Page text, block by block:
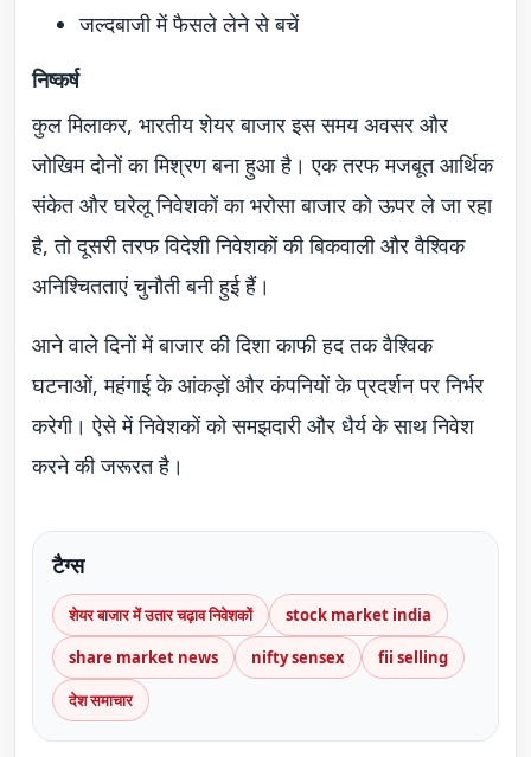
जल्दबाजी में फैसले लेने से बचें
निष्कर्ष
कुल मिलाकर, भारतीय शेयर बाजार इस समय अवसर और
जोखिम दोनों का मिश्रण बना हुआ है। एक तरफ मजबूत आर्थिक
संकेत और घरेलू निवेशकों का भरोसा बाजार को ऊपर ले जा रहा
है, तो दूसरी तरफ विदेशी निवेशकों की बिकवाली और वैश्विक
अनिश्चितताएं चुनौती बनी हुई हैं।
आने वाले दिनों में बाजार की दिशा काफी हद तक वैश्विक
घटनाओं, महंगाई के आंकड़ों और कंपनियों के प्रदर्शन पर निर्भर
करेगी। ऐसे में निवेशकों को समझदारी और धैर्य के साथ निवेश
करने की जरूरत है।
टैग्स
शेयर बाजार में उतार चढ़ाव निवेशकों
stock market india
share market news
nifty sensex
fii selling
देश समाचार